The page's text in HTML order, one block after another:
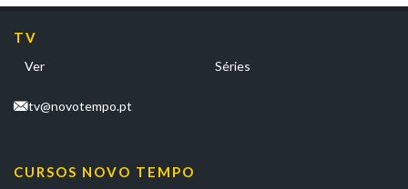
TV
Ver Séries
tv@novotempo.pt
CURSOS NOVO TEMPO